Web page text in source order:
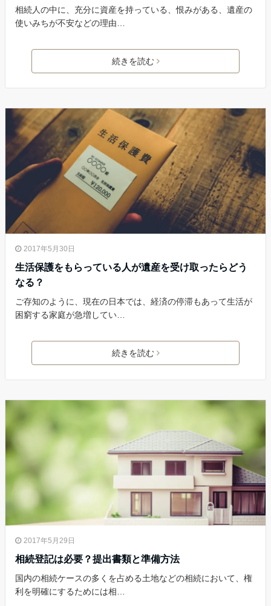
相続人の中に、充分に資産を持っている、恨みがある、遺産の
使いみちが不安などの理由…
続きを読む
2017年5月30日
生活保護をもらっている人が遺産を受け取ったらどう
なる？
ご存知のように、現在の日本では、経済の停滞もあって生活が
困窮する家庭が急増してい…
続きを読む
2017年5月29日
相続登記は必要？提出書類と準備方法
国内の相続ケースの多くを占める土地などの相続において、権
利を明確にするためには相…